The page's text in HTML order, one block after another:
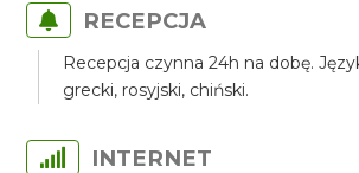
RECEPCJA
Recepcja czynna 24h na dobę.
grecki, rosyjski, chiński.
INTERNET